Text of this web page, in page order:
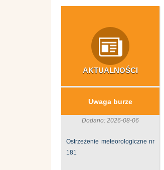
AKTUALNOŚCI
Uwaga burze
Dodano: 2026-08-06
Ostrzeżenie meteorologiczne nr
181